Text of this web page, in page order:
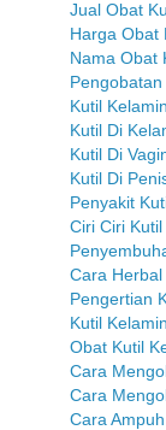
Jual Obat
Harga Obat
Nama Obat
Kutil Kelamin
Kutil Di
Kutil Di
Kutil Di
Penyakit
Ciri Ciri
Cara
Pengertian
Kutil
Obat Kutil
Cara
Cara
Cara